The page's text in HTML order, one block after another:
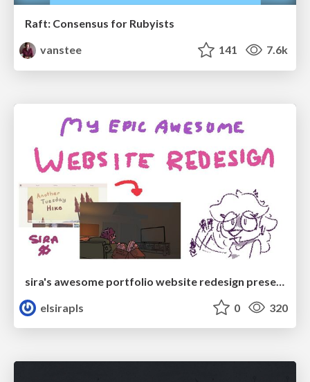
Raft: Consensus for Rubyists
vanstee
141 7.6k
elsirapls
0 320